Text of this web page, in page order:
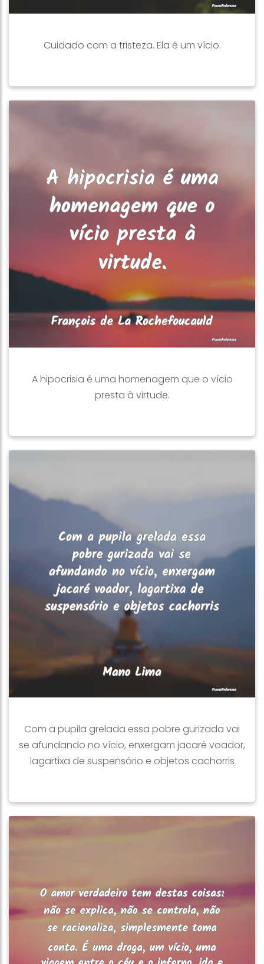
Cuidado com a tristeza. Ela é um vício.
A hipocrisia é uma homenagem que o vício
presta à virtude.
Com a pupila grelada essa pobre gurizada vai
se afundando no vício, enxergam jacaré voador,
lagartixa de suspensório e objetos cachorris